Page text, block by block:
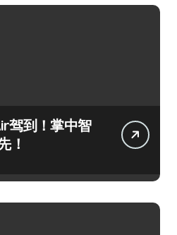
驾到！掌中智
！